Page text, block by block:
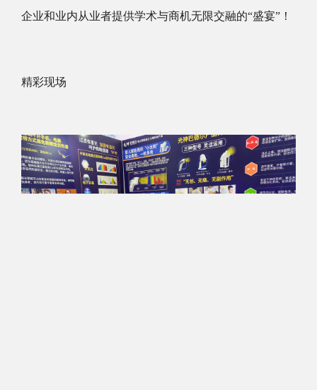
企业和业内从业者提供学术与商机无限交融的“盛宴”！
精彩现场